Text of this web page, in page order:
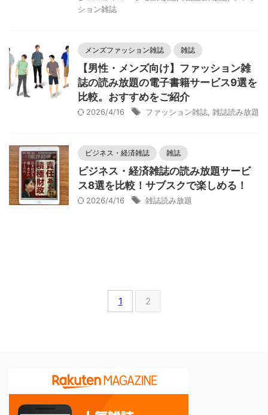
ション雑誌
メンズファッション雑誌 雑誌
【男性・メンズ向け】ファッション雑
誌の読み放題の電子書籍サービス9選を
比較。おすすめをご紹介
2026/4/16 ファッション雑誌 雑誌読み放題
ビジネス・経済雑誌 雑誌
ビジネス・経済雑誌の読み放題サービ
ス8選を比較！サブスクで楽しめる！
2026/4/16 雑誌読み放題
1 2